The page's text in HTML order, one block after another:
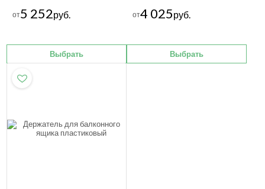
от5 252руб.
Выбрать
от4 025руб.
Выбрать